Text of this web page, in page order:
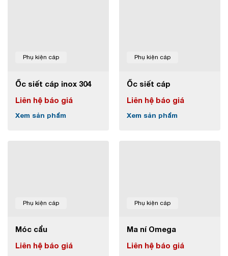
Phụ kiện cáp
Ốc siết cáp inox 304
Liên hệ báo giá
Xem sản phẩm
Phụ kiện cáp
Ốc siết cáp
Liên hệ báo giá
Xem sản phẩm
Phụ kiện cáp
Móc cẩu
Liên hệ báo giá
Phụ kiện cáp
Ma ní Omega
Liên hệ báo giá